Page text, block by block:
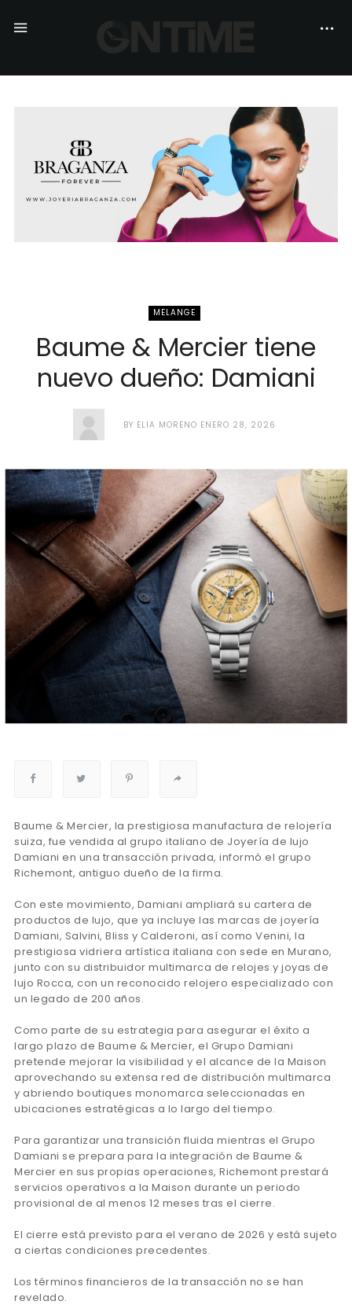
MELANGE
Baume & Mercier tiene
nuevo dueño: Damiani
BY ELIA MORENO ENERO 28, 2026
Baume & Mercier, la prestigiosa manufactura de relojería
suiza, fue vendida al grupo italiano de Joyería de lujo
Damiani en una transacción privada, informó el grupo
Richemont, antiguo dueño de la firma.
Con este movimiento, Damiani ampliará su cartera de
productos de lujo, que ya incluye las marcas de joyería
Damiani, Salvini, Bliss y Calderoni, así como Venini, la
prestigiosa vidriera artística italiana con sede en Murano,
junto con su distribuidor multimarca de relojes y joyas de
lujo Rocca, con un reconocido relojero especializado con
un legado de 200 años.
Como parte de su estrategia para asegurar el éxito a
largo plazo de Baume & Mercier, el Grupo Damiani
pretende mejorar la visibilidad y el alcance de la Maison
aprovechando su extensa red de distribución multimarca
y abriendo boutiques monomarca seleccionadas en
ubicaciones estratégicas a lo largo del tiempo.
Para garantizar una transición fluida mientras el Grupo
Damiani se prepara para la integración de Baume &
Mercier en sus propias operaciones, Richemont prestará
servicios operativos a la Maison durante un periodo
provisional de al menos 12 meses tras el cierre.
El cierre está previsto para el verano de 2026 y está sujeto
a ciertas condiciones precedentes.
Los términos financieros de la transacción no se han
revelado.